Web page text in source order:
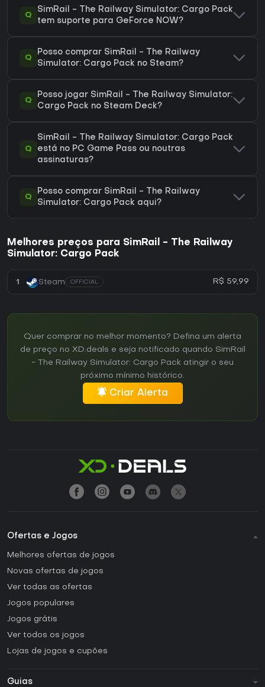
Q
SimRail - The Railway Simulator: Cargo Pack
tem suporte para GeForce NOW?
Q
Posso comprar SimRail - The Railway
Simulator: Cargo Pack no Steam?
Q
Posso jogar SimRail - The Railway Simulator:
Cargo Pack no Steam Deck?
Q
SimRail - The Railway Simulator: Cargo Pack
está no PC Game Pass ou noutras
assinaturas?
Q
Posso comprar SimRail - The Railway
Simulator: Cargo Pack aqui?
Melhores preços para SimRail - The Railway
Simulator: Cargo Pack
1 Steam OFFICIAL R$ 59,99
Quer comprar no melhor momento? Defina um alerta
de preço no XD.deals e seja notificado quando SimRail
- The Railway Simulator: Cargo Pack atingir o seu
próximo mínimo histórico.
Criar Alerta
Ofertas e Jogos
Melhores ofertas de jogos
Novas ofertas de jogos
Ver todas as ofertas
Jogos populares
Jogos grátis
Ver todos os jogos
Lojas de jogos e cupões
Guias